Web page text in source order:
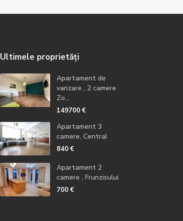
Ultimele proprietăți
Apartament de
vanzare , 2 camere
Zo...
149700 €
Apartament 3
camere, Central
840 €
Apartament 2
camere , Frunzisului
700 €